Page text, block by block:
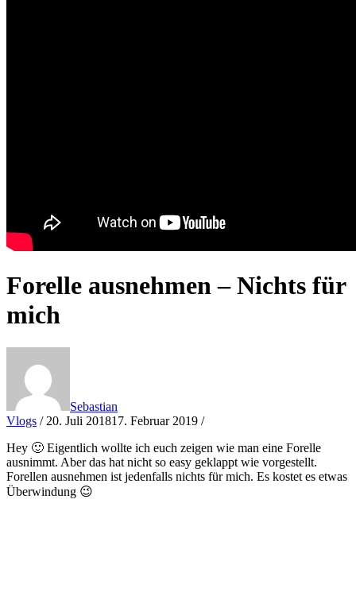
Forelle ausnehmen – Nichts für
mich
Sebastian
Vlogs / 20. Juli 201817. Februar 2019 /
Hey 🙂 Eigentlich wollte ich euch zeigen wie man eine Forelle
ausnimmt. Aber das hat nicht so easy geklappt wie vorgestellt.
Forellen ausnehmen ist jedenfalls nichts für mich. Es kostet es etwas
Überwindung 😉